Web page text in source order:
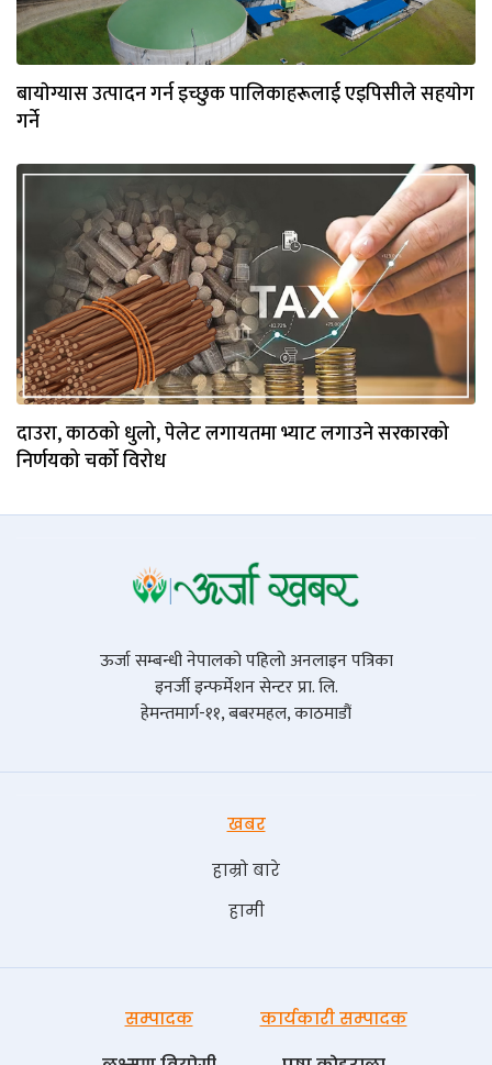
बायाेग्यास उत्पादन गर्न इच्छुक पालिकाहरूलाई एइपिसीले सहयाेग
गर्ने
दाउरा, काठको धुलो, पेलेट लगायतमा भ्याट लगाउने सरकारको
निर्णयको चर्को विरोध
ऊर्जा सम्बन्धी नेपालको पहिलो अनलाइन पत्रिका
इनर्जी इन्फर्मेशन सेन्टर प्रा. लि.
हेमन्तमार्ग-११, बबरमहल, काठमाडौं
खबर
हाम्रो बारे
हामी
सम्पादक
कार्यकारी सम्पादक